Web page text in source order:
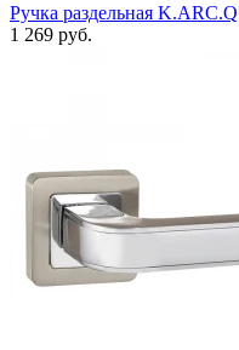
Ручка раздельная
1 269 руб.